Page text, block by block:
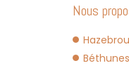
Nous
Béthunes